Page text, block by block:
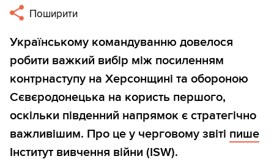
Поширити
Українському командуванню довелося
робити важкий вибір між посиленням
контрнаступу на Херсонщині та обороною
Сєвєродонецька на користь першого,
оскільки південний напрямок є стратегічно
важливішим. Про це у черговому звіті пише
Інститут вивчення війни (ISW).